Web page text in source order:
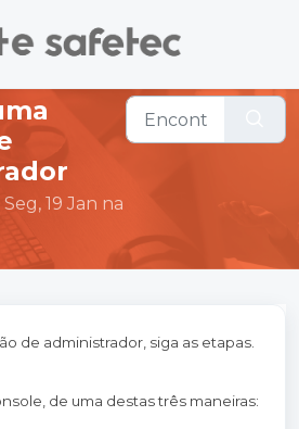
19 Jan na
de administrador, siga as etapas.
de uma destas três maneiras: